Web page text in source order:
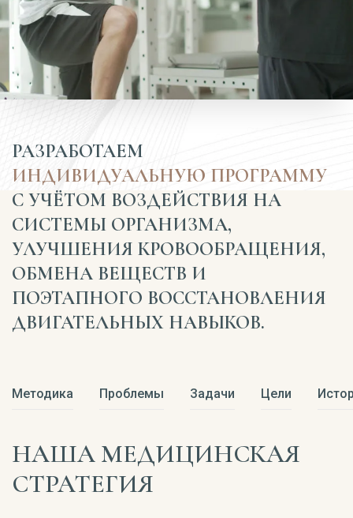
РАЗРАБОТАЕМ
ИНДИВИДУАЛЬНУЮ ПРОГРАММУ
С УЧЁТОМ ВОЗДЕЙСТВИЯ НА
СИСТЕМЫ ОРГАНИЗМА,
УЛУЧШЕНИЯ КРОВООБРАЩЕНИЯ,
ОБМЕНА ВЕЩЕСТВ И
ПОЭТАПНОГО ВОССТАНОВЛЕНИЯ
ДВИГАТЕЛЬНЫХ НАВЫКОВ.
Методика Проблемы Задачи Цели
НАША МЕДИЦИНСКАЯ
СТРАТЕГИЯ